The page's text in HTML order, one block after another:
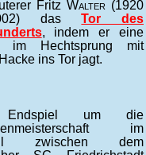
Fritz Walter (1920
dasTor des
, indem er eine
im Hechtsprung mit
ins Tor jagt.
um die
im
zwischen dem